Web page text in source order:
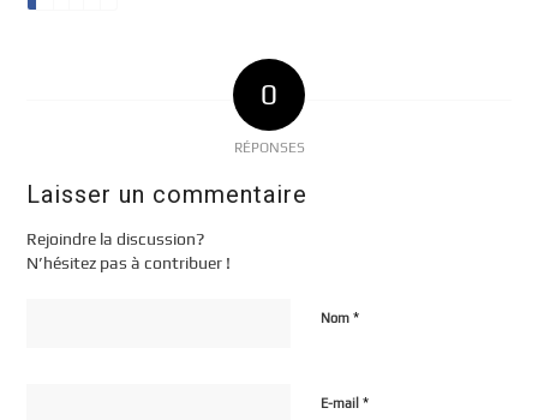
0
RÉPONSES
Laisser un commentaire
Rejoindre la discussion?
N’hésitez pas à contribuer !
Nom*
E-mail*